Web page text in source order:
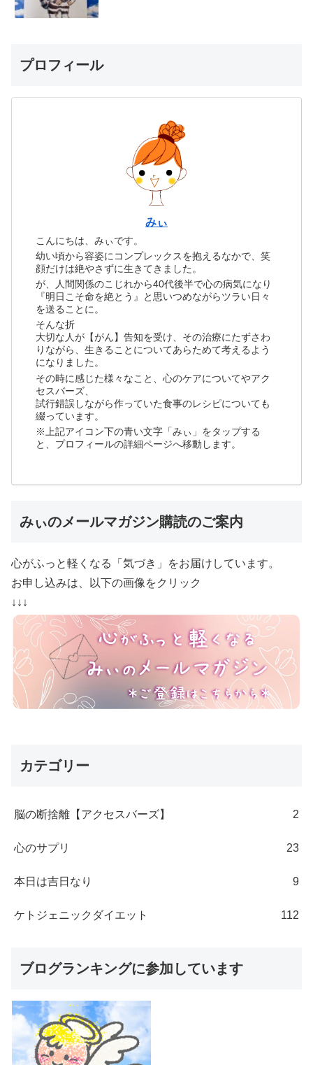
プロフィール
みぃ
こんにちは、みぃです。
幼い頃から容姿にコンプレックスを抱えるなかで、笑
顔だけは絶やさずに生きてきました。
が、人間関係のこじれから40代後半で心の病気になり
『明日こそ命を絶とう』と思いつめながらツラい日々
を送ることに。
そんな折
大切な人が【がん】告知を受け、その治療にたずさわ
りながら、生きることについてあらためて考えるよう
になりました。
その時に感じた様々なこと、心のケアについてやアク
セスバーズ、
試行錯誤しながら作っていた食事のレシピについても
綴っています。
※上記アイコン下の青い文字「みぃ」をタップする
と、プロフィールの詳細ページへ移動します。
みぃのメールマガジン購読のご案内
心がふっと軽くなる「気づき」をお届けしています。
お申し込みは、以下の画像をクリック
↓↓↓
カテゴリー
脳の断捨離【アクセスバーズ】 2
心のサプリ 23
本日は吉日なり 9
ケトジェニックダイエット 112
ブログランキングに参加しています